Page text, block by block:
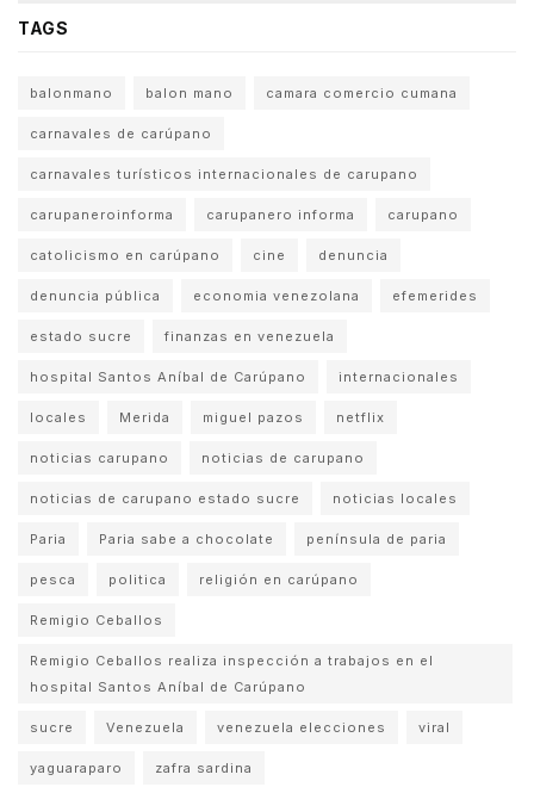
TAGS
balonmano balon mano camara comercio cumana
carnavales de carúpano
carnavales turísticos internacionales de carupano
carupaneroinforma carupanero informa carupano
catolicismo en carúpano cine denuncia
denuncia pública economia venezolana efemerides
estado sucre finanzas en venezuela
hospital Santos Aníbal de Carúpano internacionales
locales Merida miguel pazos netflix
noticias carupano noticias de carupano
noticias de carupano estado sucre noticias locales
Paria Paria sabe a chocolate península de paria
pesca politica religión en carúpano
Remigio Ceballos
Remigio Ceballos realiza inspección a trabajos en el
hospital Santos Aníbal de Carúpano
sucre Venezuela venezuela elecciones viral
yaguaraparo zafra sardina